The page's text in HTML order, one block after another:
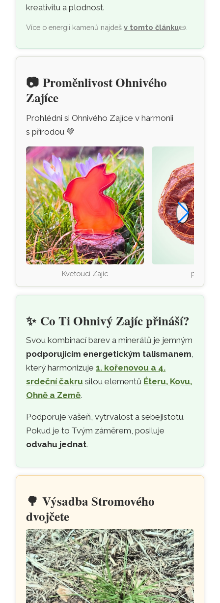
kreativitu a plodnost.
Více o energii kamenů najdešv tomto článku📜
📷Proměnlivost Ohnivého
Zajíce
Prohlédni si Ohnivého Zajíce v harmonii
s přírodou 💚
Kvetoucí Zajíc plný
✨ Co Ti Ohnivý Zajíc přináší?
Svou kombinací barev a minerálů je jemným
podporujícím energetickým talismanem
který harmonizuje1. kořenovou a 4.
srdeční čakru silou elementů Éteru, Kovu,
Ohně a Země.
Podporuje vášeň, vytrvalost a sebejistotu.
Pokud je to Tvým záměrem, posiluje
odvahu jednat.
🌳Výsadba Stromového
dvojčete